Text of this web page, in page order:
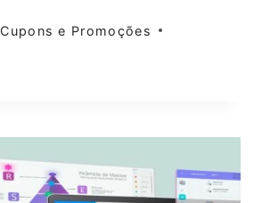
e Promoções